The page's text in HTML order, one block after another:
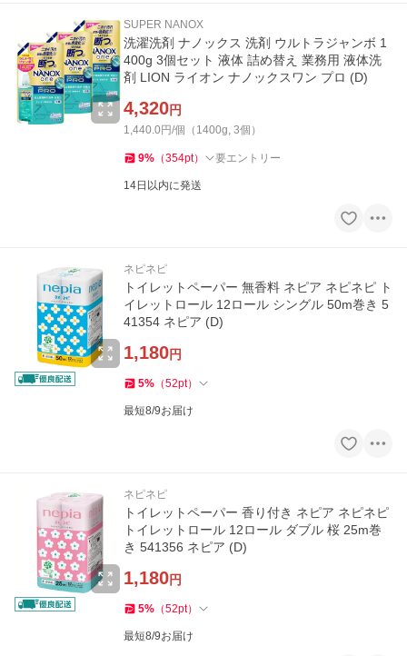
SUPER NANOX
洗濯洗剤 ナノックス 洗剤 ウルトラジャンボ 1
400g 3個セット 液体 詰め替え 業務用 液体洗
剤 LION ライオン ナノックスワン プロ (D)
4,320円
1,440.0円/個（1400g, 3個）
9% （354pt） 要エントリー
14日以内に発送
ネピネピ
トイレットペーパー 無香料 ネピア ネピネピ ト
イレットロール 12ロール シングル 50m巻き 5
41354 ネピア (D)
1,180円
5% （52pt）
最短8/9お届け
ネピネピ
トイレットペーパー 香り付き ネピア ネピネピ
トイレットロール 12ロール ダブル 桜 25m巻
き 541356 ネピア (D)
1,180円
5% （52pt）
最短8/9お届け